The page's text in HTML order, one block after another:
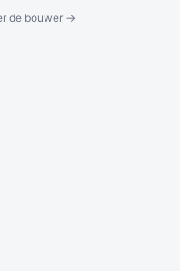
de bouwer →